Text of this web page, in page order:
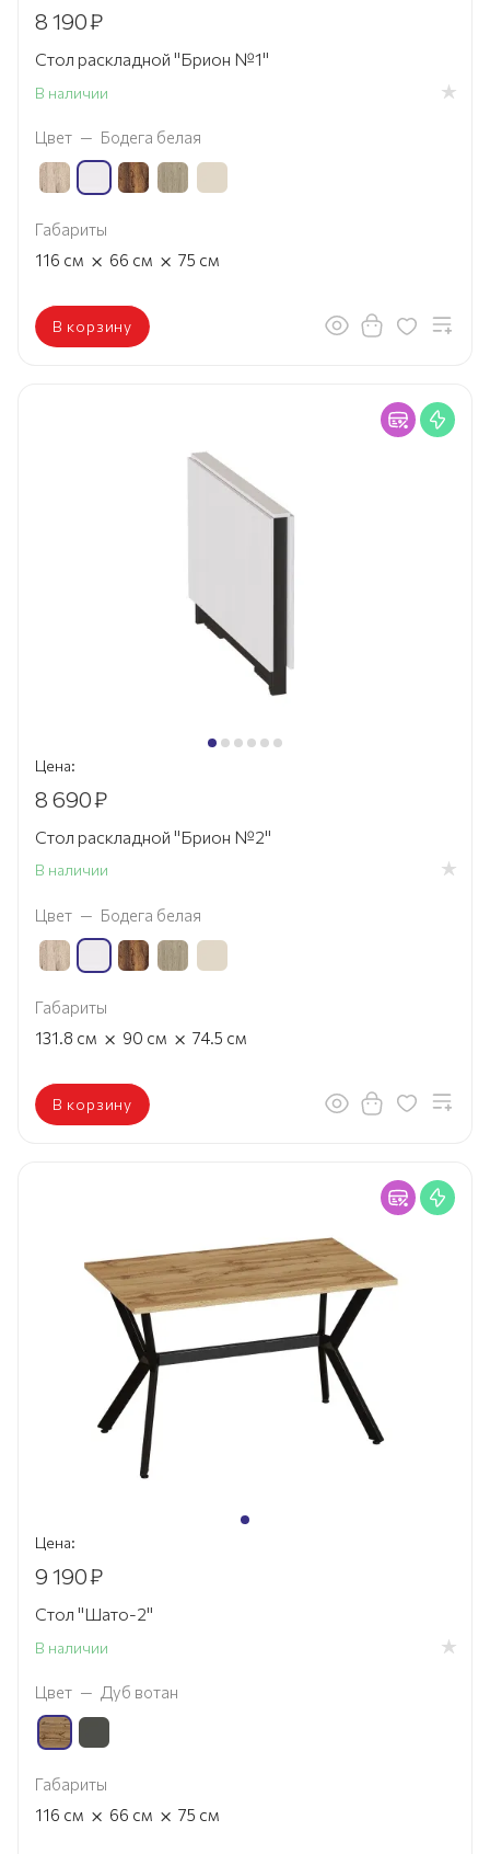
8 190₽
Стол раскладной "Брион №1"
В наличии
Цвет — Бодега белая
Габариты
116 см × 66 см × 75 см
В корзину
Цена:
8 690₽
Стол раскладной "Брион №2"
В наличии
Цвет — Бодега белая
Габариты
131.8 см × 90 см × 74.5 см
В корзину
Цена:
9 190₽
Стол "Шато-2"
В наличии
Цвет — Дуб вотан
Габариты
116 см × 66 см × 75 см